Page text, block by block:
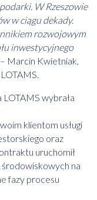
W Rzeszowie
w ciągu dekady.
rozwojowym
inwestycyjnego
– Marcin Kwietniak,
wybrała
klientom usługi
oraz
uruchomił
na
fazy procesu